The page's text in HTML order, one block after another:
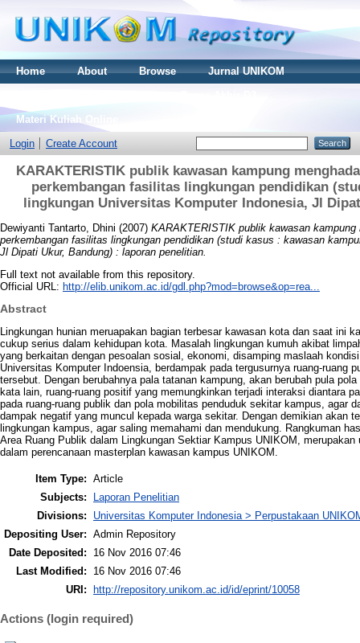
Home About Browse
Jurnal UNIKOM
Materi Kuliah Online
Login
Create Account
KARAKTERISTIK publik kawasan kampung
perkembangan fasilitas lingkungan pendidikan
lingkungan Universitas Komputer Indonesia, Jl
Dewiyanti Tantarto, Dhini (2007) KARAKTERISTIK publik kawasan
perkembangan fasilitas lingkungan pendidikan (studi kasus : kawasan
Jl Dipati Ukur, Bandung) : laporan penelitian.
Full text not available from this repository.
Official URL: http://elib.unikom.ac.id/gdl.php?mod=browse&op=rea...
Abstract
Lingkungan hunian meruapakan bagian terbesar kawasan kota dan saat ini
cukup serius dalam kehidupan kota. Masalah lingkungan kumuh akibat
yang berkaitan dengan pesoalan sosial, ekonomi, disamping maslaah
Universitas Komputer Indoensia, berdampak pada tergusurnya ruang-ruang
tersebut. Dengan berubahnya pala tatanan kampung, akan berubah pula
kata lain, ruang-ruang positif yang memungkinkan terjadi interaksi diantara
pada ruang-ruang publik dan pola mobilitas penduduk sekitar kampus, agar
dampak negatif yang muncul kepada warga sekitar. Dengan demikian akan
lingkungan kampus, agar saling memahami dan mendukung. Rangkuman
Area Ruang Publik dalam Lingkungan Sektiar Kampus UNIKOM,
dalam perencanaan masterplan kawasan kampus UNIKOM.
Item Type: Article
Subjects:
Laporan Penelitian
Divisions:
Universitas Komputer Indonesia > Perpustakaan
Depositing User: Admin Repository
Date Deposited:
16 Nov 2016 07:46
Last Modified:
16 Nov 2016 07:46
URI:
http://repository.unikom.ac.id/id/eprint/10058
Actions (login required)